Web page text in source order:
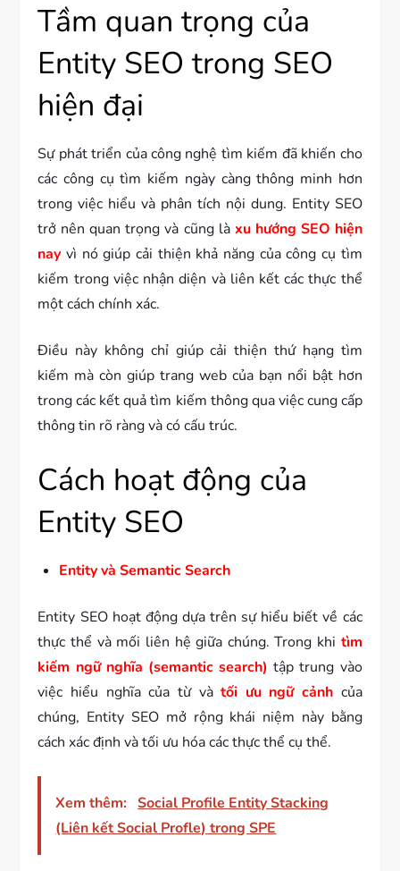
Tầm quan trọng của
Entity SEO trong SEO
hiện đại
Sự phát triển của công nghệ tìm kiếm đã khiến cho
các công cụ tìm kiếm ngày càng thông minh hơn
trong việc hiểu và phân tích nội dung. Entity SEO
trở nên quan trọng và cũng là xu hướng SEO hiện
nay vì nó giúp cải thiện khả năng của công cụ tìm
kiếm trong việc nhận diện và liên kết các thực thể
một cách chính xác.
Điều này không chỉ giúp cải thiện thứ hạng tìm
kiếm mà còn giúp trang web của bạn nổi bật hơn
trong các kết quả tìm kiếm thông qua việc cung cấp
thông tin rõ ràng và có cấu trúc.
Cách hoạt động của
Entity SEO
Entity và Semantic Search
Entity SEO hoạt động dựa trên sự hiểu biết về các
thực thể và mối liên hệ giữa chúng. Trong khi tìm
kiếm ngữ nghĩa (semantic search) tập trung vào
việc hiểu nghĩa của từ vàtối ưu ngữ cảnhcủa
chúng, Entity SEO mở rộng khái niệm này bằng
cách xác định và tối ưu hóa các thực thể cụ thể.
Xem thêm: Social Profile Entity Stacking
(Liên kết Social Profle) trong SPE